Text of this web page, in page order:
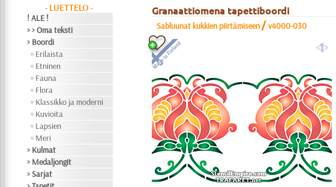
- LUETTELO -
! ALE !
> > Oma teksti
> Boordi
Erilaista
Etninen
Fauna
Flora
Klassikko ja moderni
Kuvioita
Lapsien
Meri
> Kulmat
> Medaljongit
> Sarjat
Granaattiomena tapettiboordi
Sabluunat kukkien piirtämiseen /v4000-030
a